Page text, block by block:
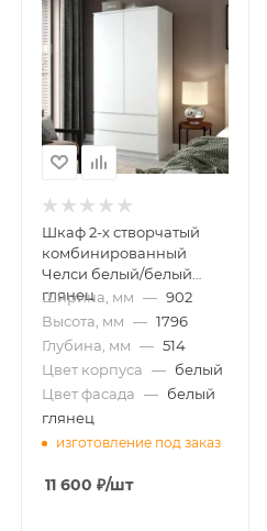
Шкаф 2-х створчатый
комбинированный
Челси белый/белый
глянец
Ширина, мм — 902
Высота, мм — 1796
Глубина, мм — 514
Цвет корпуса — белый
Цвет фасада — белый
глянец
изготовление под заказ
11 600 ₽/шт